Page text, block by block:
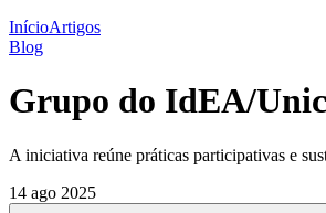
InícioArtigos
Blog
Grupo do IdEA/
A iniciativa reúne práticas participativas e
14 ago 2025